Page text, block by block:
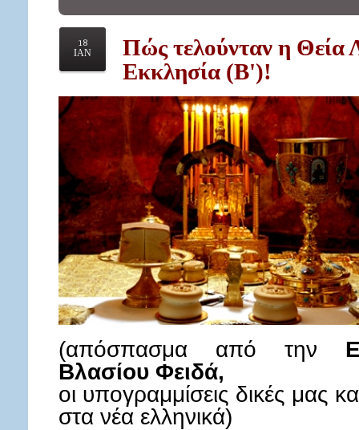
18
ΙΑΝ
Πώς τελούνταν η Θεία
Εκκλησία (B')!
(απόσπασμα από την
Βλασίου Φειδά,
οι υπογραμμίσεις δικές μας
στα νέα ελληνικά)